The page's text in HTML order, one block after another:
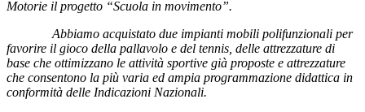
Motorie il progetto “Scuola in movimento”.
Abbiamo acquistato due impianti mobili polifunzionali per
favorire il gioco della pallavolo e del tennis, delle attrezzature di
base che ottimizzano le attività sportive già proposte e attrezzature
che consentono la più varia ed ampia programmazione didattica in
conformità delle Indicazioni Nazionali.